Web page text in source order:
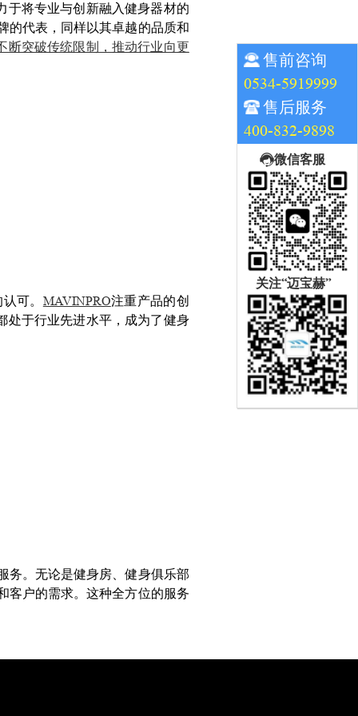
售前咨询
0534-5919999
售后服务
400-832-9898
微信客服
关注“迈宝赫”
于将专业与创新融入健身器材的
的代表，同样以其卓越的品质和
断突破传统限制，推动行业向更
可。 MAVINPRO注重产品的创
处于行业先进水平，成为了健身
务。无论是健身房、健身俱乐部
客户的需求。这种全方位的服务